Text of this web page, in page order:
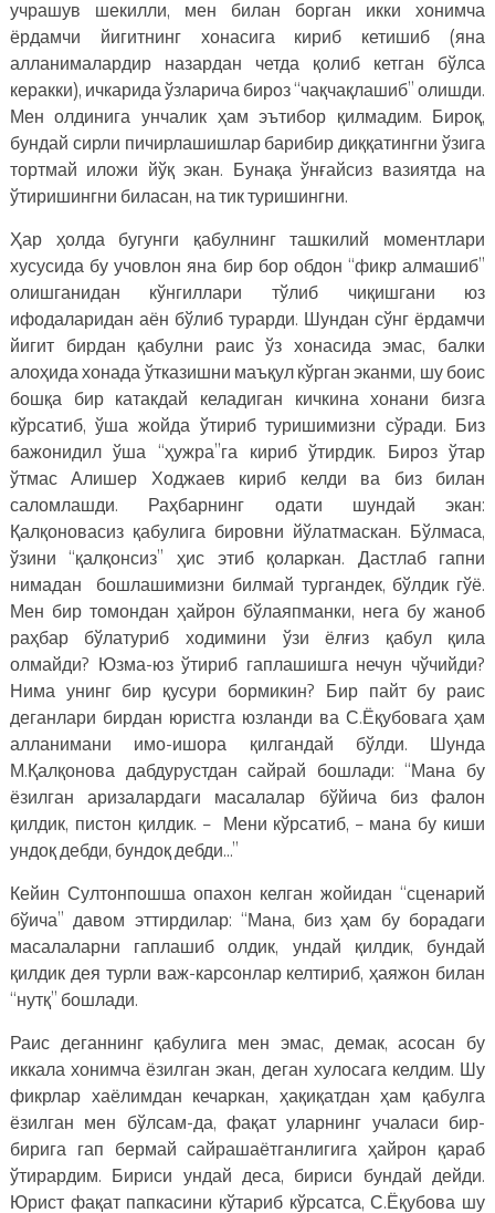
учрашув шекилли, мен билан борган икки хонимча
ёрдамчи йигитнинг хонасига кириб кетишиб (яна
алланималардир назардан четда қолиб кетган бўлса
керакки), ичкарида ўзларича бироз “чақчақлашиб” олишди.
Мен олдинига унчалик ҳам эътибор қилмадим. Бироқ,
бундай сирли пичирлашишлар барибир диққатингни ўзига
тортмай иложи йўқ экан. Бунақа ўнғайсиз вазиятда на
ўтиришингни биласан, на тик туришингни.
Ҳар ҳолда бугунги қабулнинг ташкилий моментлари
хусусида бу учовлон яна бир бор обдон “фикр алмашиб”
олишганидан кўнгиллари тўлиб чиқишгани юз
ифодаларидан аён бўлиб турарди. Шундан сўнг ёрдамчи
йигит бирдан қабулни раис ўз хонасида эмас, балки
алоҳида хонада ўтказишни маъқул кўрган эканми, шу боис
бошқа бир катакдай келадиган кичкина хонани бизга
кўрсатиб, ўша жойда ўтириб туришимизни сўради. Биз
бажонидил ўша “ҳужра”га кириб ўтирдик. Бироз ўтар
ўтмас Алишер Ходжаев кириб келди ва биз билан
саломлашди. Раҳбарнинг одати шундай экан:
Қалқоновасиз қабулига бировни йўлатмаскан. Бўлмаса,
ўзини “қалқонсиз” ҳис этиб қоларкан. Дастлаб гапни
нимадан бошлашимизни билмай тургандек, бўлдик гўё.
Мен бир томондан ҳайрон бўлаяпманки, нега бу жаноб
раҳбар бўлатуриб ходимини ўзи ёлғиз қабул қила
олмайди? Юзма-юз ўтириб гаплашишга нечун чўчийди?
Нима унинг бир қусури бормикин? Бир пайт бу раис
деганлари бирдан юристга юзланди ва С.Ёқубовага ҳам
алланимани имо-ишора қилгандай бўлди. Шунда
М.Қалқонова дабдурустдан сайрай бошлади: “Мана бу
ёзилган аризалардаги масалалар бўйича биз фалон
қилдик, пистон қилдик. – Мени кўрсатиб, – мана бу киши
ундоқ дебди, бундоқ дебди…”
Кейин Султонпошша опахон келган жойидан “сценарий
бўича” давом эттирдилар: “Мана, биз ҳам бу борадаги
масалаларни гаплашиб олдик, ундай қилдик, бундай
қилдик дея турли важ-карсонлар келтириб, ҳаяжон билан
“нутқ” бошлади.
Раис деганнинг қабулига мен эмас, демак, асосан бу
иккала хонимча ёзилган экан, деган хулосага келдим. Шу
фикрлар хаёлимдан кечаркан, ҳақиқатдан ҳам қабулга
ёзилган мен бўлсам-да, фақат уларнинг учаласи бир-
бирига гап бермай сайрашаётганлигига ҳайрон қараб
ўтирардим. Бириси ундай деса, бириси бундай дейди.
Юрист фақат папкасини кўтариб кўрсатса, С.Ёқубова шу